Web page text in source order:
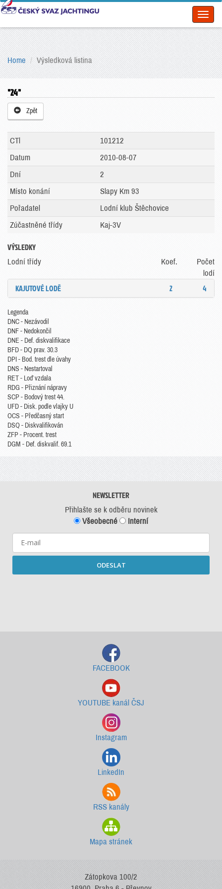
Home Výsledková listina
"24"
Zpět
CTl
101212
Datum
2010-08-07
Dní
2
Místo konání
Slapy Km 93
Pořadatel
Lodní klub Štěchovice
Zúčastněné třídy
Kaj-3V
VÝSLEDKY
Lodní třídy Koef.
Počet
lodí
KAJUTOVÉ LODĚ 2 4
Legenda
DNC - Nezávodil
DNF - Nedokončil
DNE - Def. diskvalifikace
BFD - DQ prav. 30.3
DPI - Bod. trest dle úvahy
DNS - Nestartoval
RET - Loď vzdala
RDG - Přiznání nápravy
SCP - Bodový trest 44.
UFD - Disk. podle vlajky U
OCS - Předčasný start
DSQ - Diskvalifikován
ZFP - Procent. trest
DGM - Def. diskvalif. 69.1
NEWSLETTER
Přihlašte se k odběru novinek
Všeobecné
Interní
ODESLAT
FACEBOOK
YOUTUBE kanál ČSJ
Instagram
LinkedIn
RSS kanály
Mapa stránek
Zátopkova 100/2